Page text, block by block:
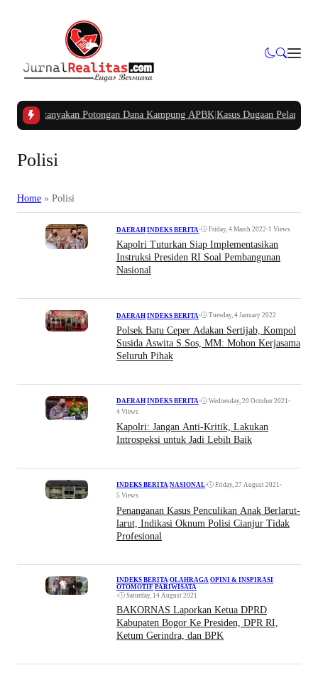
Pertanyakan Potongan Dana Kampung APBK|Kasus Dugaan Pelanggaran
Polisi
Home » Polisi
DAERAH INDEKS BERITA • Friday, 4 March 2022 •1 Views
Kapolri Tuturkan Siap Implementasikan
Instruksi Presiden RI Soal Pembangunan
Nasional
DAERAH INDEKS BERITA • Tuesday, 4 January 2022
Polsek Batu Ceper Adakan Sertijab, Kompol
Susida Aswita S.Sos, MM: Mohon Kerjasama
Seluruh Pihak
DAERAH INDEKS BERITA• Wednesday, 20 October 2021 •
4 Views
Kapolri: Jangan Anti-Kritik, Lakukan
Introspeksi untuk Jadi Lebih Baik
INDEKS BERITA NASIONAL• Friday, 27 August 2021 •
5 Views
Penanganan Kasus Penculikan Anak Berlarut-
larut, Indikasi Oknum Polisi Cianjur Tidak
Profesional
INDEKS BERITA OLAHRAGA OPINI & INSPIRASI
OTOMOTIF PARIWISATA
•
Saturday, 14 August 2021
BAKORNAS Laporkan Ketua DPRD
Kabupaten Bogor Ke Presiden, DPR RI,
Ketum Gerindra, dan BPK